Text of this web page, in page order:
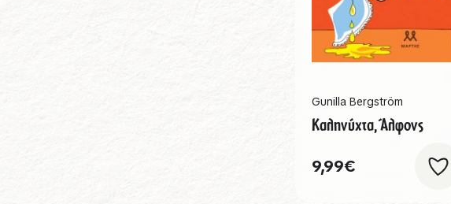
Gunilla Bergström
Καληνύχτα, Άλφονς
9,99€